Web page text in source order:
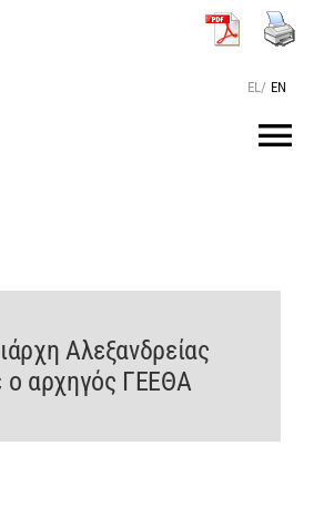
EL/ EN
Αλεξανδρείας
ο αρχηγός ΓΕΕΘΑ